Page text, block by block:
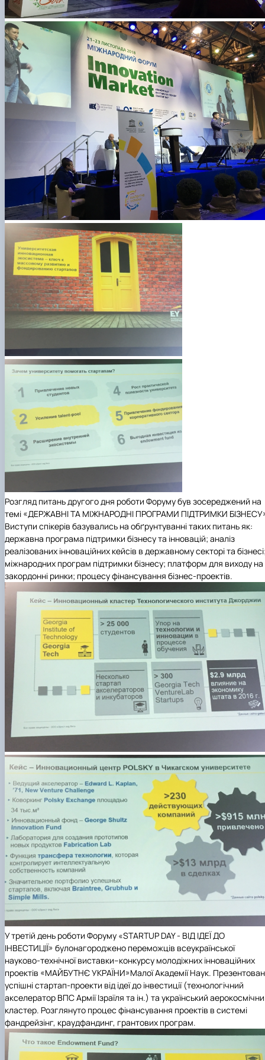
Розгляд питань другого дня роботи Форуму був зосереджений на
темі «ДЕРЖАВНІ ТА МІЖНАРОДНІ ПРОГРАМИ ПІДТРИМКИ
Виступи спікерів базувались на обґрунтуванні таких питань як:
державна програма підтримки бізнесу та інновацій; аналіз
реалізованих інноваційних кейсів в державному секторі та
міжнародних програм підтримки бізнесу; платформ для виходу на
закордонні ринки; процесу фінансування бізнес-проектів.
У третій день роботи Форуму «STARTUP DAY - ВІД ІДЕЇ ДО
ІНВЕСТИЦІЇ» булонагороджено переможців всеукраїнської
науково-технічної виставки–конкурсу молодіжних інноваційних
проектів «МАЙБУТНЄ УКРАЇНИ»Малої Академії Наук.
успішні стартап-проекти від ідеї до інвестиції (технологічний
акселератор ВПС Армії Ізраїля та ін.) та український
кластер. Розглянуто процес фінансування проектів в системі
фандрейзінг, краудфандинг, грантових програм.